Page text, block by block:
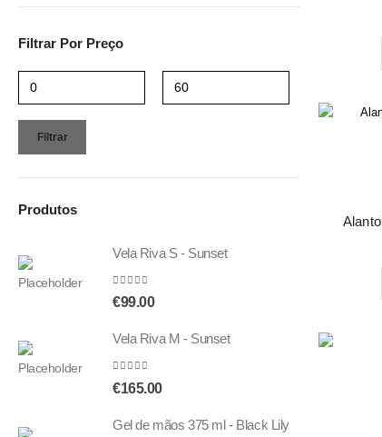
Filtrar Por Preço
Filtrar
Produtos
Vela Riva S - Sunset
0out of 5
€99.00
Vela Riva M - Sunset
0out of 5
€165.00
Gel de mãos 375 ml - Black Lily